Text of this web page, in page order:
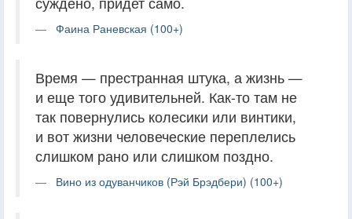
Фаина Раневская (100+)
Время — престранная штука, а жизнь —
и еще того удивительней. Как-то там не
так повернулись колесики или винтики,
и вот жизни человеческие переплелись
слишком рано или слишком поздно.
Вино из одуванчиков (Рэй Брэдбери) (100+)